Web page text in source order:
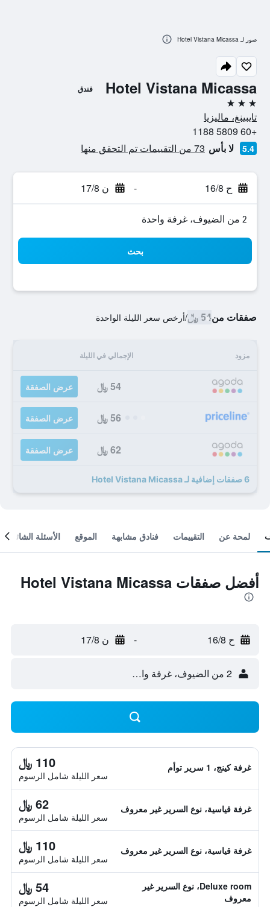
Hotel Vistana Micassa فندق
3 نجوم
تايبينغ، ماليزيا
+60 5809 1188
5.4 لا بأس 73 من التقييمات تم التحقق منها
ح 16/8 - ن 17/8
2 من الضيوف، غرفة واحدة
بحث
صفقات من54 ﷼ /أرخص سعر الليلة الواحدة
مزود الإجمالي في الليلة
54 ﷼ عرض الصفقة
56 ﷼ عرض الصفقة
62 ﷼ عرض الصفقة
6 صفقات إضافية لـ Hotel Vistana Micassa
صور لـ Hotel Vistana Micassa
لمحة عن التقييمات فنادق مشابهة الموقع الأسئلة الشائعة
أفضل صفقات Hotel Vistana Micassa
ح 16/8 - ن 17/8
2 من الضيوف، غرفة واحدة
غرفة كينج، 1 سرير توأم 110 ﷼
سعر الليلة شامل الرسوم
غرفة قياسية، نوع السرير غير معروف 62 ﷼
سعر الليلة شامل الرسوم
غرفة قياسية، نوع السرير غير معروف 110 ﷼
سعر الليلة شامل الرسوم
Deluxe room، نوع السرير غير
معروف
54 ﷼
سعر الليلة شامل الرسوم